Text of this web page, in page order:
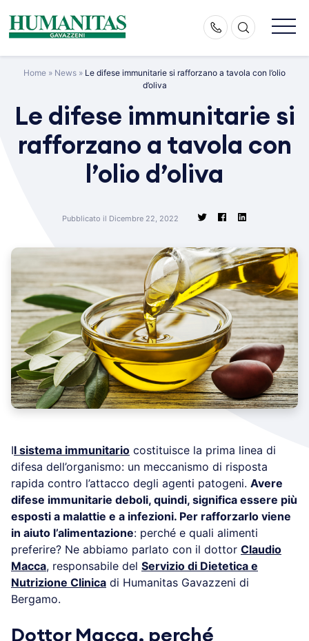
content
Home » News » Le difese immunitarie si rafforzano a tavola con l’olio
d’oliva
Le difese immunitarie si
rafforzano a tavola con
l’olio d’oliva
Pubblicato il Dicembre 22, 2022
Il sistema immunitario costituisce la prima linea di
difesa dell’organismo: un meccanismo di risposta
rapida contro l’attacco degli agenti patogeni. Avere
difese immunitarie deboli, quindi, significa essere più
esposti a malattie e a infezioni. Per rafforzarlo viene
in aiuto l’alimentazione: perché e quali alimenti
preferire? Ne abbiamo parlato con il dottor Claudio
Macca, responsabile del Servizio di Dietetica e
Nutrizione Clinica di Humanitas Gavazzeni di
Bergamo.
Dottor Macca, perché